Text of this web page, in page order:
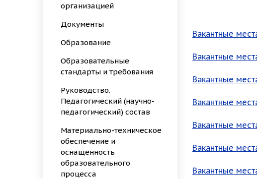
организацией
Документы
Образование
Образовательные
стандарты и требования
Руководство.
Педагогический (научно-
педагогический) состав
Материально-техническое
обеспечение и
оснащённость
образовательного
процесса
Вакантные
Вакантные
Вакантные
Вакантные
Вакантные
Вакантные
Вакантные